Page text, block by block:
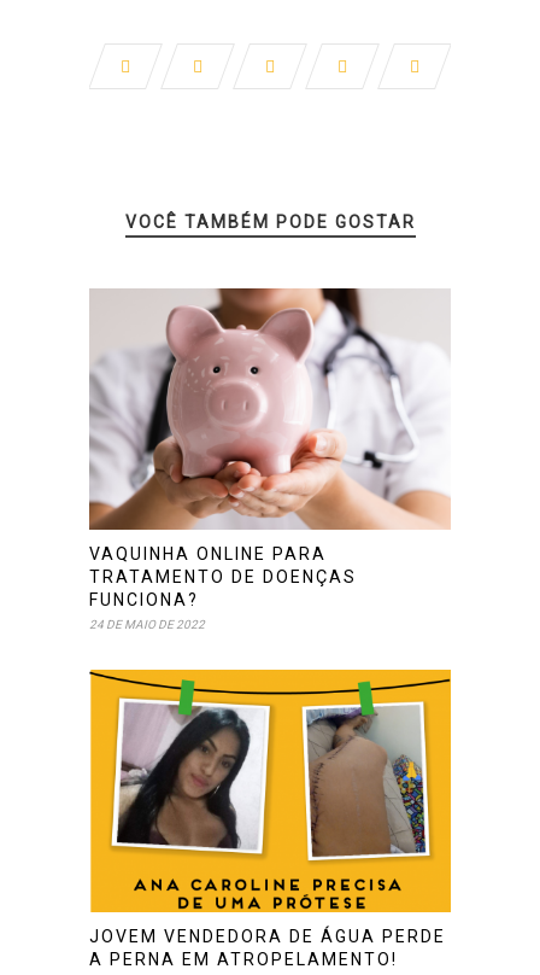
VOCÊ TAMBÉM PODE GOSTAR
VAQUINHA ONLINE PARA
TRATAMENTO DE DOENÇAS
FUNCIONA?
24 DE MAIO DE 2022
JOVEM VENDEDORA DE ÁGUA PERDE
A PERNA EM ATROPELAMENTO!